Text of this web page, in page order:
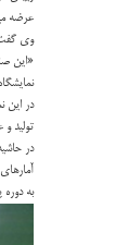
عرضه
وی
«این
در این
تولید
در
به دوره پیش از